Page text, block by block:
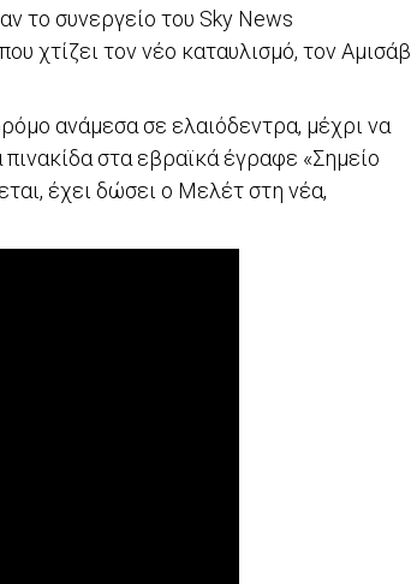
το συνεργείο του Sky News
χτίζει τον νέο καταυλισμό, τον Αμισάβ
ανάμεσα σε ελαιόδεντρα, μέχρι να
στα εβραϊκά έγραφε «Σημείο
έχει δώσει ο Μελέτ στη νέα,